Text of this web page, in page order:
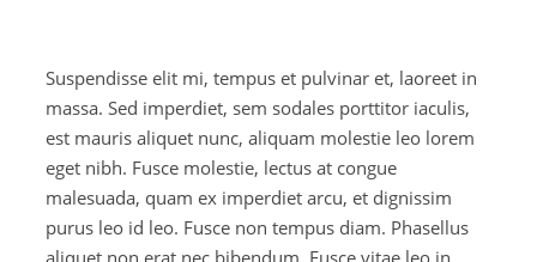
Suspendisse elit mi, tempus et pulvinar et, laoreet in
massa. Sed imperdiet, sem sodales porttitor iaculis,
est mauris aliquet nunc, aliquam molestie leo lorem
eget nibh. Fusce molestie, lectus at congue
malesuada, quam ex imperdiet arcu, et dignissim
purus leo id leo. Fusce non tempus diam. Phasellus
aliquet non erat nec bibendum. Fusce vitae leo in